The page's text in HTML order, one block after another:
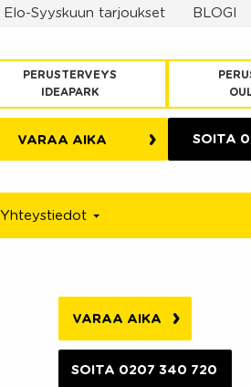
Elo-Syyskuun tarjoukset BLOGI
PERUSTERVEYS
IDEAPARK
VARAA AIKA SOITA
Yhteystiedot
VARAA AIKA
SOITA 0207 340 720